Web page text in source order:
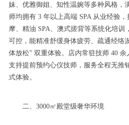
妹、优雅御姐、知性温婉等多种风格，
师均拥有 3 年以上高端 SPA 从业经验
摩、精油 SPA、澳式搓背等系统化培训
可控，能精准舒缓身体疲劳、疏通经络
体放松” 双重体验。店内常驻技师 40 余
支持提前预约心仪技师，服务全程无推
式体验。
二、3000㎡殿堂级奢华环境